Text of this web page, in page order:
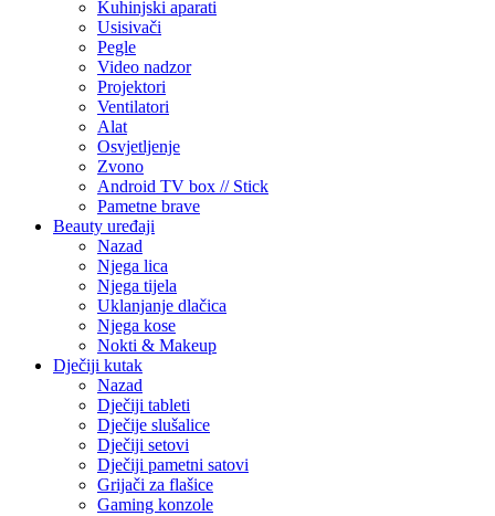
Kuhinjski aparati
Usisivači
Pegle
Video nadzor
Projektori
Ventilatori
Alat
Osvjetljenje
Zvono
Android TV box // Stick
Pametne brave
Beauty uređaji
Nazad
Njega lica
Njega tijela
Uklanjanje dlačica
Njega kose
Nokti & Makeup
Dječiji kutak
Nazad
Dječiji tableti
Dječije slušalice
Dječiji setovi
Dječiji pametni satovi
Grijači za flašice
Gaming konzole